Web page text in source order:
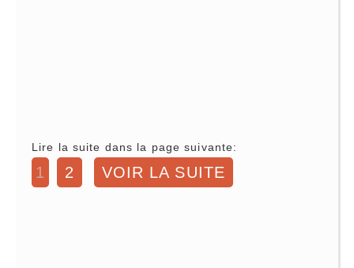
Lire la suite dans la page suivante:
1 2 VOIR LA SUITE